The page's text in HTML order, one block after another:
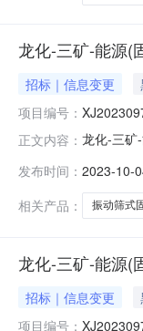
龙化-三矿-能源(
招标｜信息变更
项目编号：
正文内容： 龙化-三矿
购采购一
排如下：
发布时间： 2023-10-
相关产品：
振动筛式
龙化-三矿-能源(
招标｜信息变更
项目编号：